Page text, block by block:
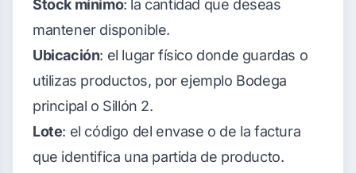
Stock mínimo: la cantidad que deseas
mantener disponible.
Ubicación: el lugar físico donde guardas o
utilizas productos, por ejemplo Bodega
principal o Sillón 2.
Lote: el código del envase o de la factura
que identifica una partida de producto.